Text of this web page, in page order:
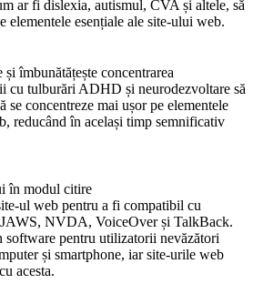
ar fi dislexia, autismul, CVA și altele, să
elementele esențiale ale site-ului web.
îmbunătățește concentrarea
cu tulburări ADHD și neurodezvoltare să
se concentreze mai ușor pe elementele
reducând în același timp semnificativ
în modul citire
ul web pentru a fi compatibil cu
JAWS, NVDA, VoiceOver și TalkBack.
software pentru utilizatorii nevăzători
și smartphone, iar site-urile web
acesta.